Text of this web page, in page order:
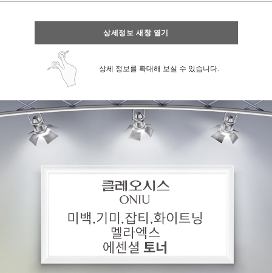
상세정보 새창 열기
상세 정보를 확대해 보실 수 있습니다.